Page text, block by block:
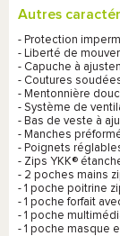
Autres
- Protection
- Liberté de
- Capuche à
- Coutures
- Mentonnière
- Système de
- Bas de veste à
- Manches
- Poignets
- Zips YKK®
- 2 poches mains
- 1 poche poitrine
- 1 poche forfait
- 1 poche
- 1 poche masque